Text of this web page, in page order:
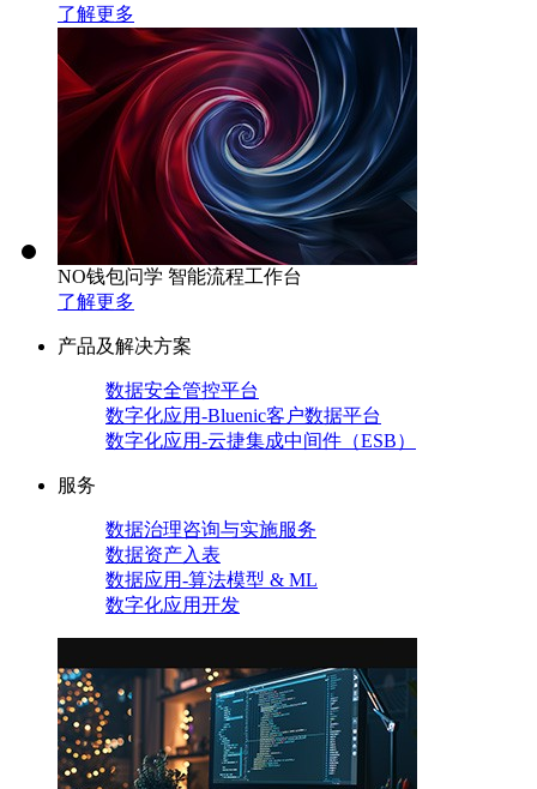
了解更多
NO钱包问学 智能流程工作台
了解更多
产品及解决方案
数据安全管控平台
数字化应用-Bluenic客户数据平台
数字化应用-云捷集成中间件（ESB）
服务
数据治理咨询与实施服务
数据资产入表
数据应用-算法模型 & ML
数字化应用开发